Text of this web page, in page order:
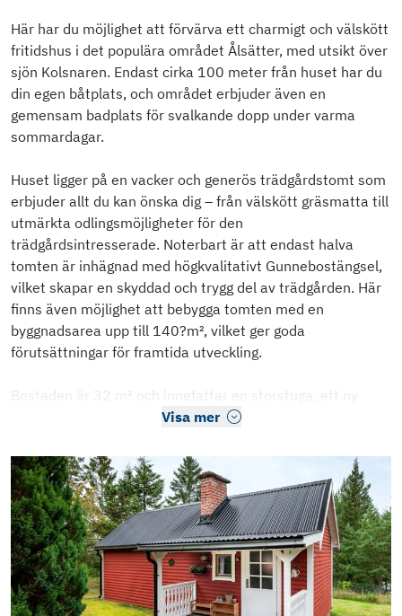
Här har du möjlighet att förvärva ett charmigt och välskött
fritidshus i det populära området Ålsätter, med utsikt över
sjön Kolsnaren. Endast cirka 100 meter från huset har du
din egen båtplats, och området erbjuder även en
gemensam badplats för svalkande dopp under varma
sommardagar.
Huset ligger på en vacker och generös trädgårdstomt som
erbjuder allt du kan önska dig – från välskött gräsmatta till
utmärkta odlingsmöjligheter för den
trädgårdsintresserade. Noterbart är att endast halva
tomten är inhägnad med högkvalitativt Gunnebostängsel,
vilket skapar en skyddad och trygg del av trädgården. Här
finns även möjlighet att bebygga tomten med en
byggnadsarea upp till 140?m², vilket ger goda
förutsättningar för framtida utveckling.
Bostaden är 32 m² och innefattar en storstuga, ett ny
Visa mer